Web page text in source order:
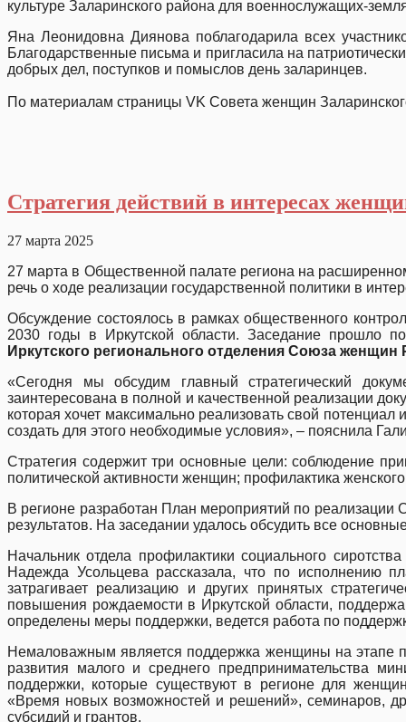
культуре Заларинского района для военнослужащих-
Яна Леонидовна Диянова поблагодарила всех
Благодарственные письма и пригласила на
добрых дел, поступков и
По материалам страницы VK Совета женщин
Стратегия действий в интересах
27 марта 2025
27 марта в Общественной палате региона на
речь о ходе реализации государственной политики в
Обсуждение состоялось в рамках общественного
2030 годы в Иркутской области. Заседание прошло
Иркутского регионального отделения Союза
«Сегодня мы обсудим главный стратегический
заинтересована в полной и качественной реализации
которая хочет максимально реализовать свой потенциал
создать для этого необходимые условия», – пояснила
Стратегия содержит три основные цели: соблюдение
политической активности женщин; профилактика
В регионе разработан План мероприятий по реализации
результатов. На заседании удалось обсудить все
Начальник отдела профилактики социального
Надежда Усольцева рассказала, что по исполнению
затрагивает реализацию и других принятых
повышения рождаемости в Иркутской области,
определены меры поддержки, ведется работа по
Немаловажным является поддержка женщины на этапе
развития малого и среднего предпринимательства
поддержки, которые существуют в регионе для
«Время новых возможностей и решений», семинаров,
субсидий и грантов.